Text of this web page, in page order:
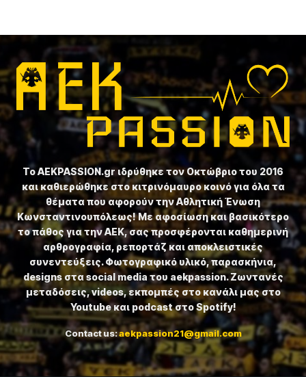
Το ⁦AEKPASSION.gr⁩ ιδρύθηκε τον Οκτώβριο του 2016
και καθιερώθηκε στο κιτρινόμαυρο κοινό για όλα τα
θέματα που αφορούν την Αθλητική Ένωση
Κωνσταντινουπόλεως! Με αφοσίωση και βασικότερο
το πάθος για την ΑΕΚ, σας προσφέρονται καθημερινή
αρθρογραφία, ρεπορτάζ και αποκλειστικές
συνεντεύξεις. Φωτογραφικό υλικό, παρασκήνια,
designs στα social media του aekpassion. Ζωντανές
μεταδόσεις, videos, εκπομπές στο κανάλι μας στο
Youtube και podcast στο Spotify!
Contact us:aekpassion21@gmail.com